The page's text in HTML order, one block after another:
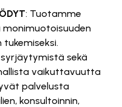
: Tuotamme
monimuotoisuuden
tukemiseksi.
sekä
vaikuttavuutta
palvelusta
konsultoinnin,